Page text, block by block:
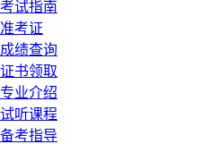
考试指南
准考证
成绩查询
证书领取
专业介绍
试听课程
备考指导